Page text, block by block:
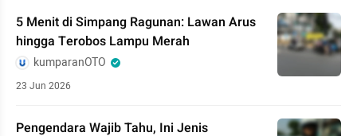
5 Menit di Simpang Ragunan: Lawan Arus
hingga Terobos Lampu Merah
kumparanOTO
23 Jun 2026
Pengendara Wajib Tahu, Ini Jenis